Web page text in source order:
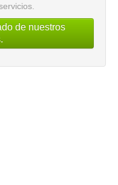
de nuestros